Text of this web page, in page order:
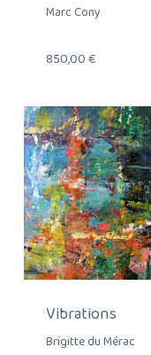
Marc Cony
850,00€
Vibrations
Brigitte du Mérac